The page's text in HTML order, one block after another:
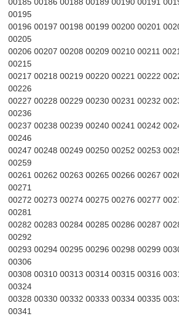
00185 00186 00188 00189 00190 00191
00195
00196 00197 00198 00199 00200 00201
00205
00206 00207 00208 00209 00210 00211
00215
00217 00218 00219 00220 00221 00222
00226
00227 00228 00229 00230 00231 00232
00236
00237 00238 00239 00240 00241 00242
00246
00247 00248 00249 00250 00252 00253
00259
00261 00262 00263 00265 00266 00267
00271
00272 00273 00274 00275 00276 00277
00281
00282 00283 00284 00285 00286 00287
00292
00293 00294 00295 00296 00298 00299
00306
00308 00310 00313 00314 00315 00316
00324
00328 00330 00332 00333 00334 00335
00341